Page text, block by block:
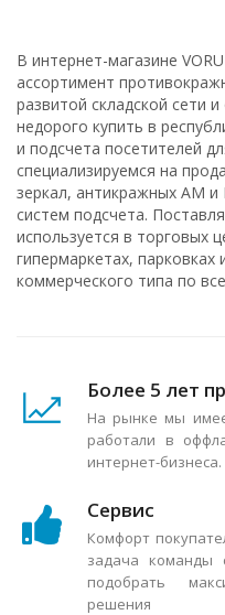
В интернет-магазине
ассортимент
развитой складской сети
недорого купить в
и подсчета посетителей
специализируемся на
зеркал, антикражных АМ и
систем подсчета.
используется в торговых
гипермаркетах, парковках
коммерческого типа по
Более 5 лет
На рынке мы
работали в
интернет-бизнеса.
Сервис
Комфорт
задача команды
подобрать
решения